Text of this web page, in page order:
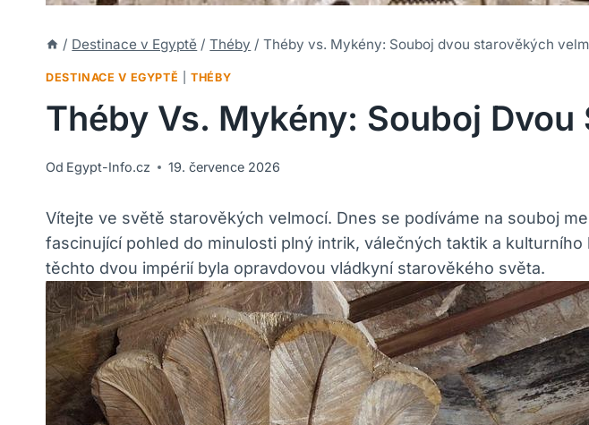
/ Destinace v Egyptě / Théby / Théby vs. Mykény: Souboj dvou starověkých
DESTINACE V EGYPTĚ |THÉBY
Théby Vs. Mykény: Souboj
Od Egypt-Info.cz 19. července 2026
Vítejte ve světě starověkých velmocí. Dnes se podíváme na souboj
fascinující pohled do minulosti plný intrik, válečných taktik a
těchto dvou impérií byla opravdovou vládkyní starověkého světa.